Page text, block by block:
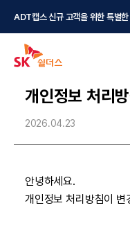
ADT캡스 신규 고객을 위한 특별
개인정보 처리
2026.04.23
안녕하세요.
개인정보 처리방침이 변